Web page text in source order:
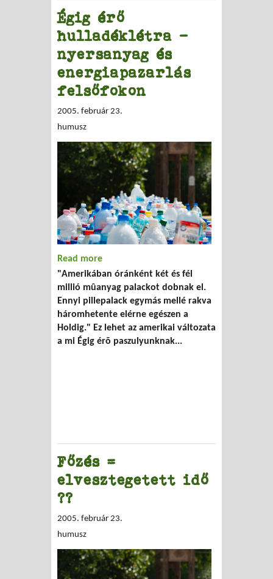
Égig érő
hulladéklétra -
nyersanyag és
energiapazarlás
felsőfokon
2005. február 23.
humusz
Read more
nyersanyag és energiapazarlás
felsőfokon
"Amerikában óránként két és fél
millió mûanyag palackot dobnak el.
Ennyi pillepalack egymás mellé rakva
háromhetente elérne egészen a
Holdig." Ez lehet az amerikai változata
a mi Égig érõ paszulyunknak...
Főzés =
elvesztegetett idő
??
2005. február 23.
humusz